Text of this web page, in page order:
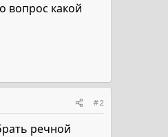
вопрос какой
#2
речной